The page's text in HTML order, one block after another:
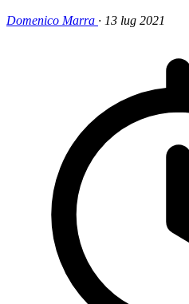
Domenico Marra · 13 lug 2021